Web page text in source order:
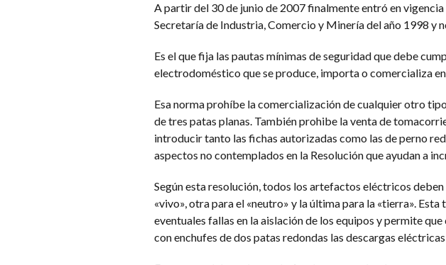
A partir del 30 de junio de 2007 finalmente entró en
Secretaría de Industria, Comercio y Minería del año 1998 y
Es el que fija las pautas mínimas de seguridad que debe
electrodoméstico que se produce, importa o comercializa
Esa norma prohíbe la comercialización de cualquier otro
de tres patas planas. También prohibe la venta de
introducir tanto las fichas autorizadas como las de perno
aspectos no contemplados en la Resolución que ayudan a
Según esta resolución, todos los artefactos eléctricos
«vivo», otra para el «neutro» y la última para la «tierra».
eventuales fallas en la aislación de los equipos y permite
con enchufes de dos patas redondas las descargas